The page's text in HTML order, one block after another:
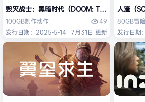
毁灭战士：黑暗时代（DOOM: The Dark Ages
100GB制作动作
49
发行日期：2025-5-14 7月31日 更新
人渣（
80GB冒险
发行日期